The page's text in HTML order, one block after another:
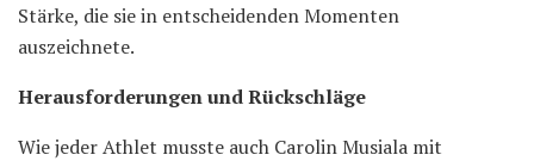
Stärke, die sie in entscheidenden Momenten
auszeichnete.
Herausforderungen und Rückschläge
Wie jeder Athlet musste auch Carolin Musiala mit